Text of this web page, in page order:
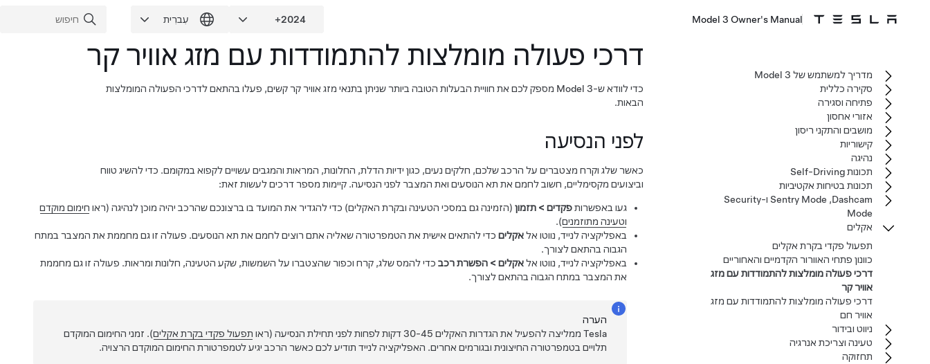
Model 3 Owner's Manual
דרכי פעולה מומלצות להתמודדות עם מזג אוויר קר
כדי לוודא ש-Model 3 מספק לכם את חוויית הבעלות הטובה ביותר שניתן בתנאי מזג אוויר קר קשים, פעלו בהתאם לדרכי הפעולה המומלצות
הבאות.
לפני הנסיעה
כאשר שלג וקרח מצטברים על הרכב שלכם, חלקים נעים, כגון ידיות הדלת, החלונות, המראות והמגבים עשויים לקפוא במקומם. כדי להשיג טווח
וביצועים מקסימליים, חשוב לחמם את תא הנוסעים ואת המצבר לפני הנסיעה. קיימות מספר דרכים לעשות זאת:
געו באפשרותפקדים > תזמון (הזמינה גם במסכי הטעינה ובקרת האקלים) כדי להגדיר את המועד בו ברצונכם שהרכב יהיה מוכן לנהיגה (ראו חימום מוקדם
וטעינה מתוזמנים).
באפליקציה לנייד, נווטו אלאקלים כדי להתאים אישית את הטמפרטורה שאליה אתם רוצים לחמם את תא הנוסעים. פעולה זו גם מחממת את המצבר במתח
הגבוה בהתאם לצורך.
באפליקציה לנייד, נווטו אלאקלים > הפשרת רכב כדי להמס שלג, קרח וכפור שהצטברו על השמשות, שקע הטעינה, חלונות ומראות. פעולה זו גם מחממת
את המצבר במתח הגבוה בהתאם לצורך.
הערה
Tesla ממליצה להפעיל את הגדרות האקלים 30-45 דקות לפחות לפני תחילת הנסיעה (ראו
תפעול פקדי בקרת אקלים). זמני החימום המוקדם
תלויים בטמפרטורה החיצונית ובגורמים אחרים. האפליקציה לנייד תודיע לכם כאשר הרכב יגיע לטמפרטורת החימום המוקדם הרצויה.
מדריך למשתמש של‏ Model 3‏
סקירה כללית
פתיחה וסגירה
אזורי אחסון
מושבים והתקני ריסון
קישוריות
נהיגה
תכונות Self-Driving
תכונות בטיחות אקטיביות
Dashcam‏, Sentry Mode ו-Security
Mode
אקלים
תפעול פקדי בקרת אקלים
כוונון פתחי האוורור הקדמיים והאחוריים
דרכי פעולה מומלצות להתמודדות עם מזג
אוויר קר
דרכי פעולה מומלצות להתמודדות עם מזג
אוויר חם
ניווט ובידור
טעינה וצריכת אנרגיה
תחזוקה